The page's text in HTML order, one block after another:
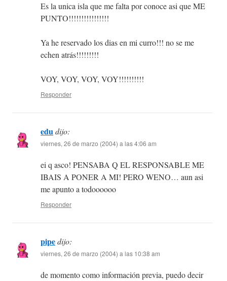
Es la unica isla que me falta por conoce asi que ME
PUNTO!!!!!!!!!!!!!!!!
Ya he reservado los dias en mi curro!!! no se me
echen atrás!!!!!!!!!
VOY, VOY, VOY, VOY!!!!!!!!!!
Responder
edudijo:
viernes, 26 de marzo (2004) a las 4:06 am
ei q asco! PENSABA Q EL RESPONSABLE ME
IBAIS A PONER A MI! PERO WENO… aun asi
me apunto a todoooooo
Responder
pipedijo:
viernes, 26 de marzo (2004) a las 10:38 am
de momento como información previa, puedo decir